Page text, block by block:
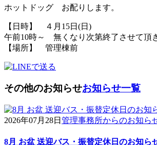
ホットドッグ お配りします。
【日時】 ４月15日(日)
午前10時～ 無くなり次第終了させて頂
【場所】 管理棟前
その他のお知らせお知らせ一覧
2026年07月28日 管理事務所からのお知ら
8月 お盆 送迎バス・振替定休日のお知ら